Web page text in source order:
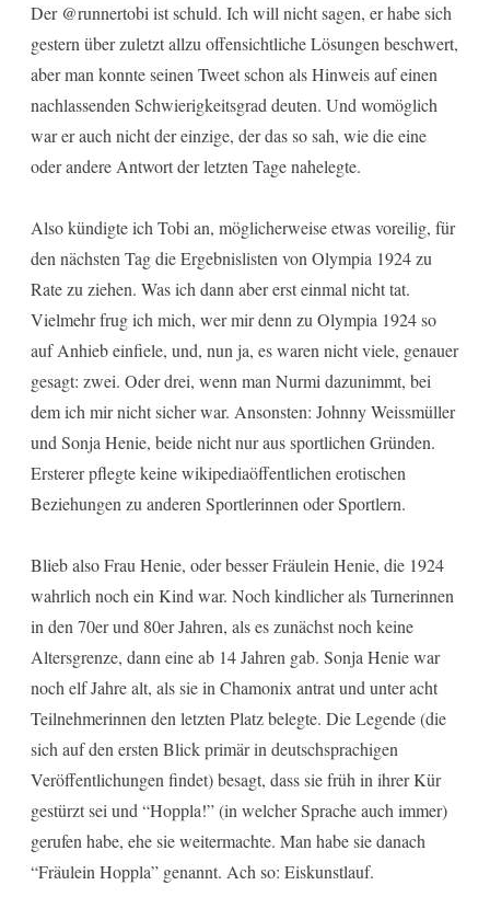
Der @runnertobi ist schuld. Ich will nicht sagen, er habe sich
gestern über zuletzt allzu offensichtliche Lösungen beschwert,
aber man konnte seinen Tweet schon als Hinweis auf einen
nachlassenden Schwierigkeitsgrad deuten. Und womöglich
war er auch nicht der einzige, der das so sah, wie die eine
oder andere Antwort der letzten Tage nahelegte.
Also kündigte ich Tobi an, möglicherweise etwas voreilig, für
den nächsten Tag die Ergebnislisten von Olympia 1924 zu
Rate zu ziehen. Was ich dann aber erst einmal nicht tat.
Vielmehr frug ich mich, wer mir denn zu Olympia 1924 so
auf Anhieb einfiele, und, nun ja, es waren nicht viele, genauer
gesagt: zwei. Oder drei, wenn man Nurmi dazunimmt, bei
dem ich mir nicht sicher war. Ansonsten: Johnny Weissmüller
und Sonja Henie, beide nicht nur aus sportlichen Gründen.
Ersterer pflegte keine wikipediaöffentlichen erotischen
Beziehungen zu anderen Sportlerinnen oder Sportlern.
Blieb also Frau Henie, oder besser Fräulein Henie, die 1924
wahrlich noch ein Kind war. Noch kindlicher als Turnerinnen
in den 70er und 80er Jahren, als es zunächst noch keine
Altersgrenze, dann eine ab 14 Jahren gab. Sonja Henie war
noch elf Jahre alt, als sie in Chamonix antrat und unter acht
Teilnehmerinnen den letzten Platz belegte. Die Legende (die
sich auf den ersten Blick primär in deutschsprachigen
Veröffentlichungen findet) besagt, dass sie früh in ihrer Kür
gestürzt sei und “Hoppla!” (in welcher Sprache auch immer)
gerufen habe, ehe sie weitermachte. Man habe sie danach
“Fräulein Hoppla” genannt. Ach so: Eiskunstlauf.